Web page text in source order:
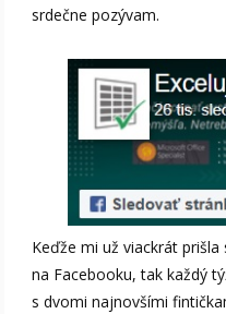
srdečne pozývam.
Keďže mi už viackrát prišla
na Facebooku, tak každý
s dvomi najnovšími